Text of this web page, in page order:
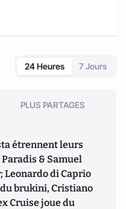
24 Heures 7 Jours
PLUS PARTAGES
étrennent leurs
& Samuel
di Caprio
brukini, Cristiano
Cruise joue du